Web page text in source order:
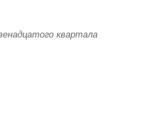
квартала